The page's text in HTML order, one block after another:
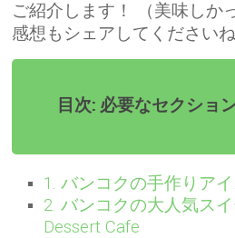
ご紹介します！ （美味しか
感想もシェアしてくださいね
目次: 必要なセクショ
1. バンコクの手作りア
2. バンコクの大人気ス
Dessert Cafe